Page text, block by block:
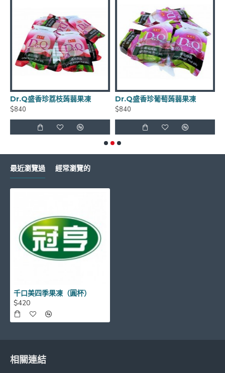
官網商品圖片僅供參考依實際出貨商品為主
**年貨商品*節慶商品*海鮮食品*恕不退換貨
如有需要請LINE詢問有無庫存 LINE
超商取貨每筆訂單~限重4.5公斤(長+寬+高<105cm)
Dr.Q盛香珍荔枝蒟蒻果凍
$840
Dr.Q盛香珍葡萄蒟蒻果凍
$840
最近瀏覽過 經常瀏覽的
千口美四季果凍（圓杯）
$420
相關連結